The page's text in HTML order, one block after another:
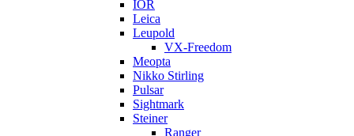
IOR
Leica
Leupold
VX-Freedom
Meopta
Nikko Stirling
Pulsar
Sightmark
Steiner
Ranger